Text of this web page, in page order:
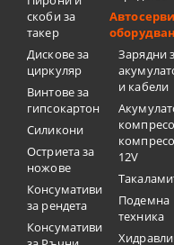
скоби за
такер
Дискове за
циркуляр
Винтове за
гипсокартон
Силикони
Остриета за
ножове
Консумативи
за рендета
Консумативи
Зарядни
и кабели
12V
Подемна
техника